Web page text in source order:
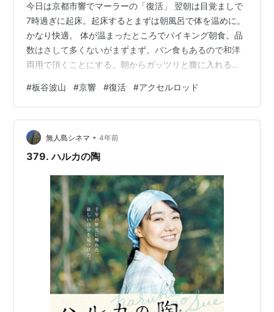
今日は京都市響でマーラーの「復活」 翌朝は目覚ましで
7時過ぎに起床。起床するとまずは朝風呂で体を温めに。
かなり快適。 体が温まったところでバイキング朝食。品
数はさして多くないがまずまず。パン食もあるので和洋
両用で頂くことにする。朝からガッツリと腹に入れる。
稿の入力やアップ及び荷物の整理。10時前でホテルをチ
ェックアウト。昨晩遅くまで起きていたのでやや寝不足
気味だが、概ね快適に過ごせたというところか。やはり
新今宮の壁の薄い安ホテルとは違って静かなのがいい。
さて今日の予定だが、14時30分から京都コンサートホー
#板谷波山 #京響 #復活 #アクセルロッド
無人島シネマ • 4年前
379. ハルカの陶